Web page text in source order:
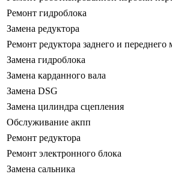
Ремонт гидроблока
Замена редуктора
Ремонт редуктора заднего и переднего
Замена гидроблока
Замена карданного вала
Замена DSG
Замена цилиндра сцепления
Обслуживание акпп
Ремонт редуктора
Ремонт электронного блока
Замена сальника